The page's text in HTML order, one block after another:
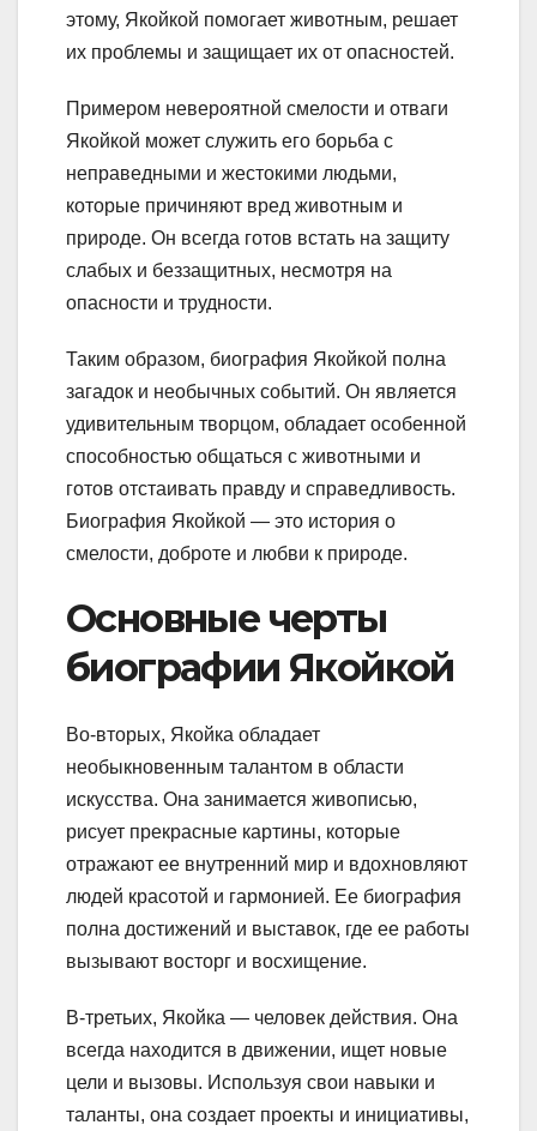
этому, Якойкой помогает животным, решает
их проблемы и защищает их от опасностей.
Примером невероятной смелости и отваги
Якойкой может служить его борьба с
неправедными и жестокими людьми,
которые причиняют вред животным и
природе. Он всегда готов встать на защиту
слабых и беззащитных, несмотря на
опасности и трудности.
Таким образом, биография Якойкой полна
загадок и необычных событий. Он является
удивительным творцом, обладает особенной
способностью общаться с животными и
готов отстаивать правду и справедливость.
Биография Якойкой — это история о
смелости, доброте и любви к природе.
Основные черты
биографии Якойкой
Во-вторых, Якойка обладает
необыкновенным талантом в области
искусства. Она занимается живописью,
рисует прекрасные картины, которые
отражают ее внутренний мир и вдохновляют
людей красотой и гармонией. Ее биография
полна достижений и выставок, где ее работы
вызывают восторг и восхищение.
В-третьих, Якойка — человек действия. Она
всегда находится в движении, ищет новые
цели и вызовы. Используя свои навыки и
таланты, она создает проекты и инициативы,